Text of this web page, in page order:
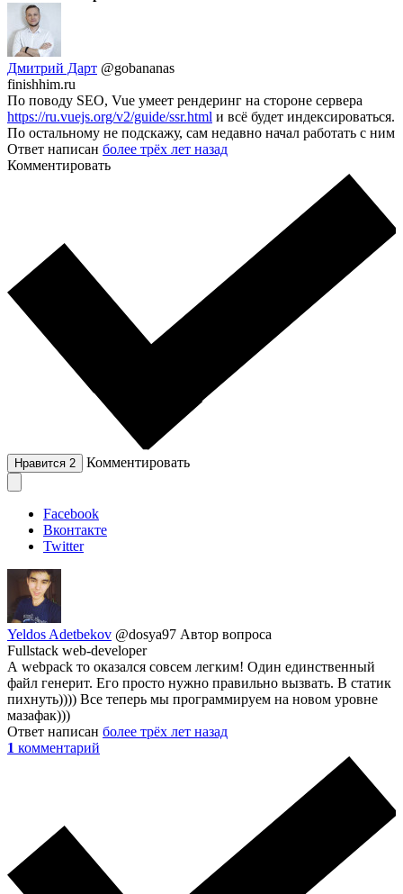
Дмитрий Дарт @gobananas
finishhim.ru
По поводу SEO, Vue умеет рендеринг на стороне сервера
https://ru.vuejs.org/v2/guide/ssr.html и всё будет индексироваться.
По остальному не подскажу, сам недавно начал работать с ним
Ответ написан более трёх лет назад
Комментировать
Нравится 2 Комментировать
Facebook
Вконтакте
Twitter
Yeldos Adetbekov @dosya97 Автор вопроса
Fullstack web-developer
А webpack то оказался совсем легким! Один единственный
файл генерит. Его просто нужно правильно вызвать. В статик
пихнуть)))) Все теперь мы программируем на новом уровне
мазафак)))
Ответ написан более трёх лет назад
1 комментарий